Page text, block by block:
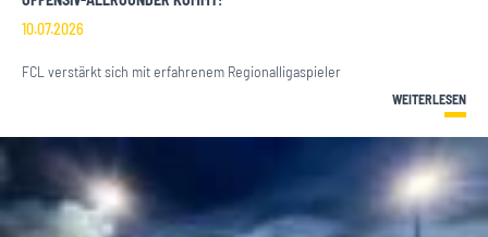
10.07.2026
FCL verstärkt sich mit erfahrenem Regionalligaspieler
WEITERLESEN